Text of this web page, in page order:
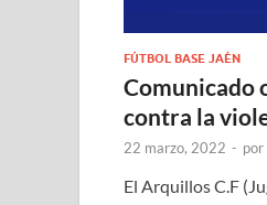
FÚTBOL BASE JAÉN
Comunicado
contra la
22 marzo, 2022 - por
El Arquillos C.F